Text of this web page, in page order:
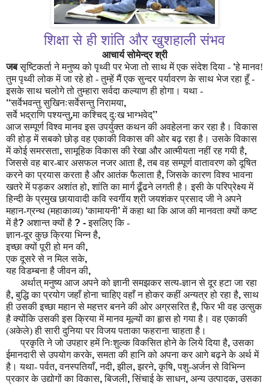
शिक्षा से ही शांति और खुशहाली संभव
आचार्य सोमेन्द्र श्री
जबसृष्टिकर्ता ने मनुष्य को पृथ्वी पर भेजा तो साथ में एक संदेश दिया - ‘हे मानव!
तुम पृथ्वी लोक में जा रहे हो - तुम्हें मैं एक सुन्दर पर्यावरण के साथ भेज रहा हूँ -
इसके साथ चलोगे तो तुम्हारा सर्वदा कल्याण ही होगा। यथा -
‘‘सर्वेभवन्तु सुखिनःसर्वेसन्तु निरामया,
सर्वे भद्राणि पश्यन्तु,मा कश्चिद् दुःख भाग्भवेद्’’
आज सम्पूर्ण विश्व मानव इस उपर्युक्त कथन की अवहेलना कर रहा है। विकास
की होड़ में सबको छोड़ वह एकाकी विकास की ओर बढ़ रहा है। उसके विकास
में कोई समरसता,सामूहिक विकास की रेखा और आत्मीयता नहीं रह गयी है,
जिससे वह बार-बार असफल नजर आता है,तब वह सम्पूर्ण वातावरण को दूषित
करने का प्रयास करता है और आतंक फैलाता है,जिसके कारण विश्व भावना
खतरे में पड़कर अशांत हो,शांति का मार्ग ढूँढने लगती है। इसी के परिप्रेक्ष्य में
हिन्दी के प्रमुख छायावादी कवि स्वर्गीय श्री जयशंकर प्रसाद जी ने अपने
महान-ग्रन्थ (महाकाव्य) ‘कामायनी’में कहा था कि आज की मानवता क्यों कष्ट
में है? अशान्त क्यों है ? -इसलिए कि -
ज्ञान-दूर कुछ क्रिया भिन्न है,
इच्छा क्यों पूरी हो मन की,
एक दूसरे से न मिल सके,
यह विडम्बना है जीवन की,
अर्थात् मनुष्य आज अपने को ज्ञानी समझकर सत्य-ज्ञान से दूर हटा जा रहा
है,बुद्धि का प्रयोग जहाँ होना चाहिए वहाँ न होकर कहीं अन्यत्र हो रहा है,साथ
ही उसकी इच्छा महान से महत्तर बनने की ओर अग्रसरित है,फिर भी वह उत्सुक
है क्योंकि उसकी इस क्रिया में मानव मूल्यों का हृास हो गया है। वह एकाकी
(अकेले) ही सारी दुनिया पर विजय पताका फहराना चाहता है।
प्रकृति ने जो उपहार हमें निःशुल्क विकसित होने के लिये दिया है,उसका
ईमानदारी से उपयोग करके,समता की हानि को अपना कर आगे बढ़ने के अर्थ में
है। यथा- पर्वत,वनस्पतियाँ,नदी,झील,झरने,कृषि,पशु-अर्जन से विभिन्न
प्रकार के उद्योगों का विकास,बिजली,सिंचाई के साधन, अन्य उत्पादक,उसका